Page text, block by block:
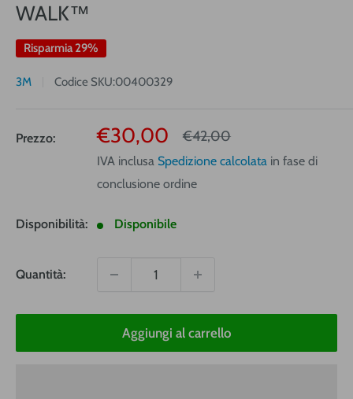
WALK™
Risparmia 29%
3M Codice SKU:00400329
Prezzo:
Prezzo
vendita
€30,00 Prezzo
€42,00
IVA inclusa Spedizione calcolata in fase di
conclusione ordine
Disponibilità: Disponibile
Quantità:
Aggiungi al carrello